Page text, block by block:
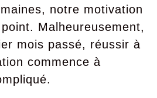
notre motivation
Malheureusement,
mois passé, réussir à
commence à